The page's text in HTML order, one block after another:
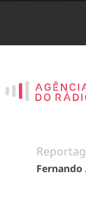
Fernando